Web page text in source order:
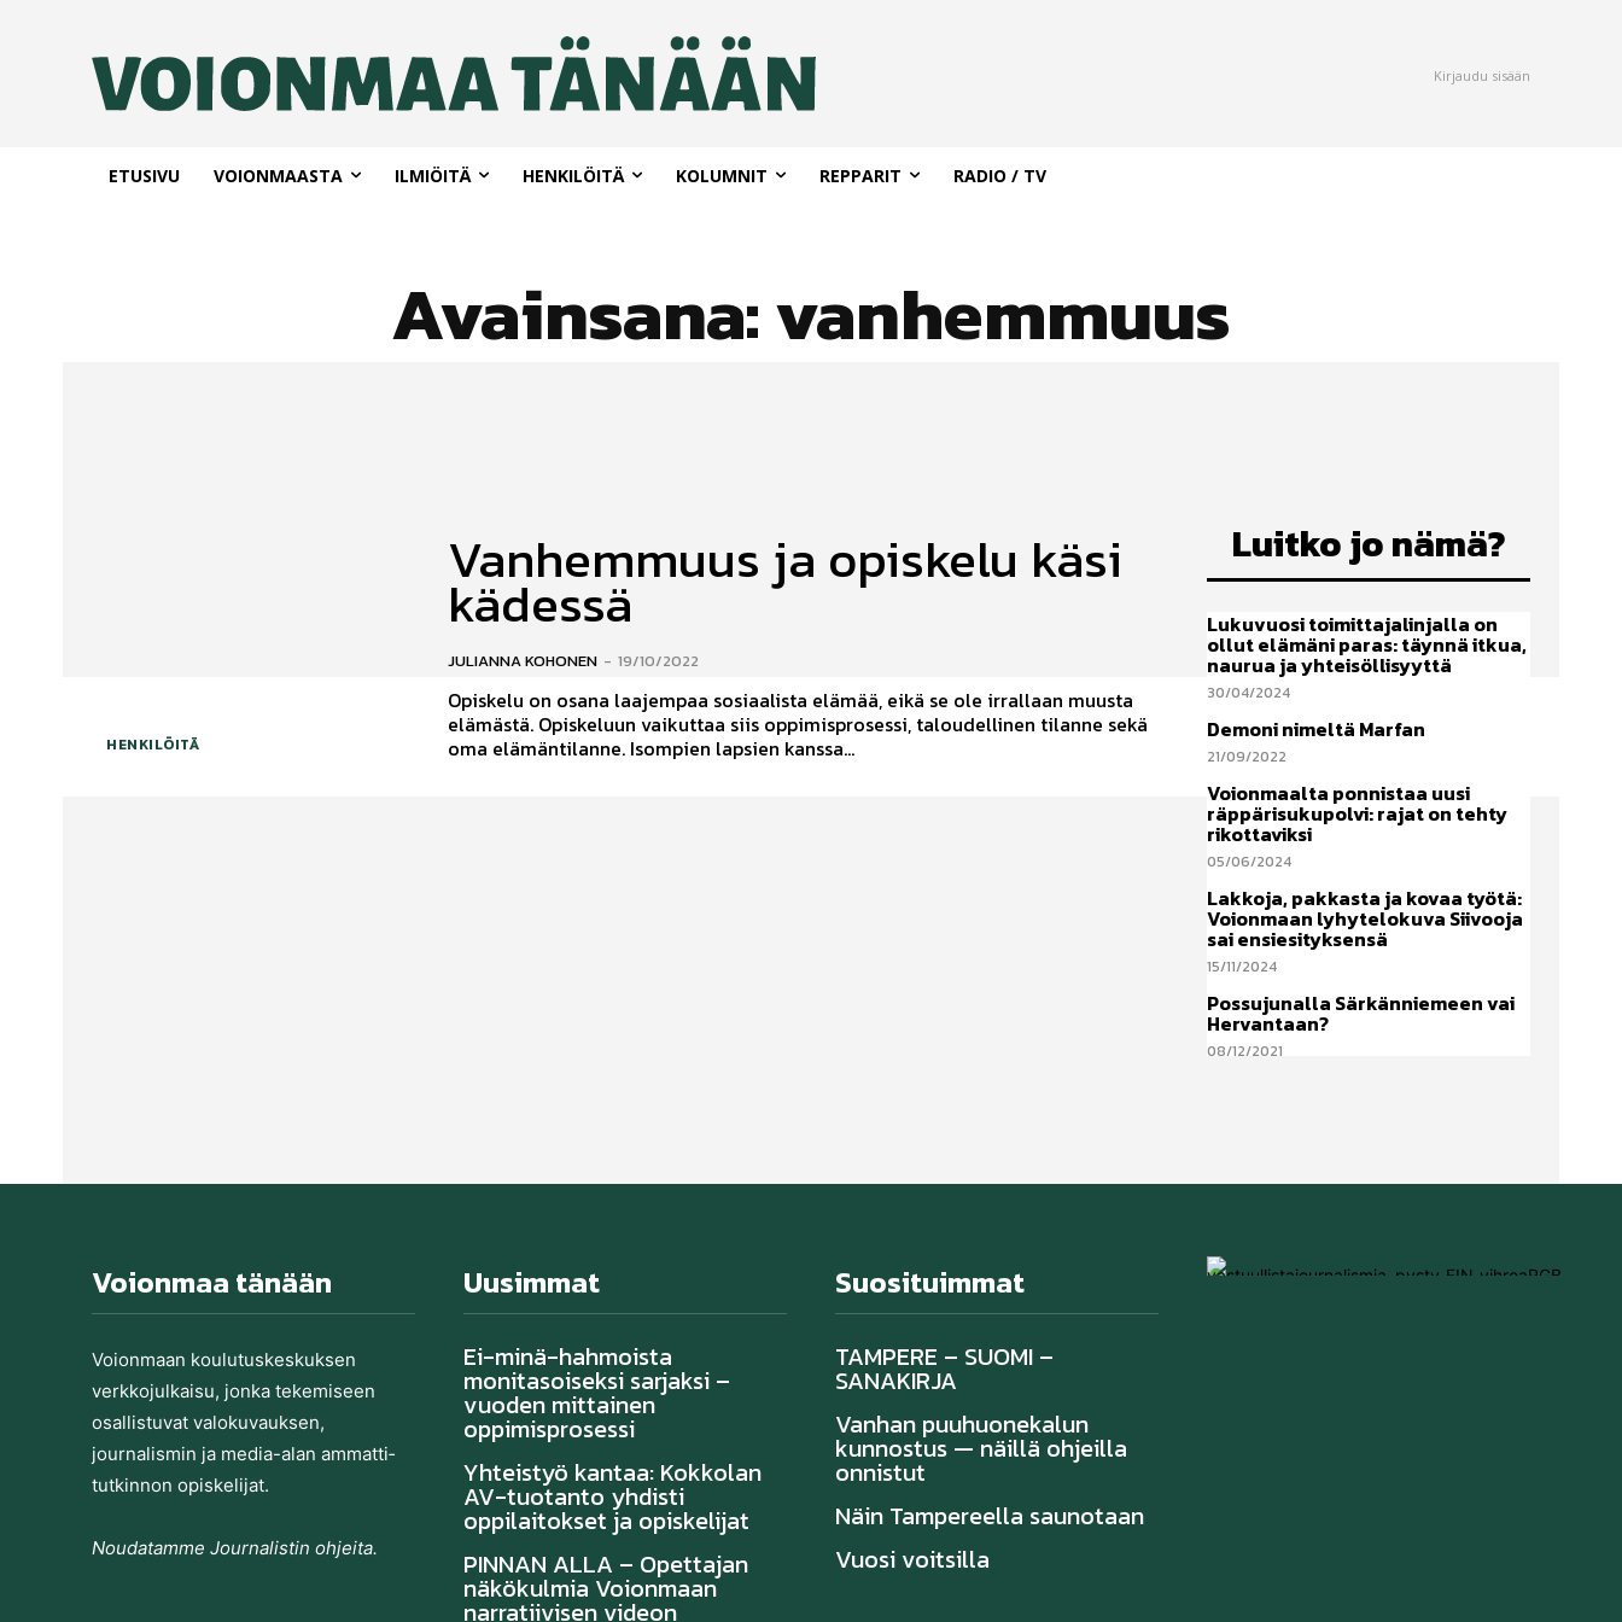
Kirjaudu sisään
ETUSIVU VOIONMAASTA ILMIÖITÄ HENKILÖITÄ KOLUMNIT REPPARIT RADIO / TV
Avainsana:vanhemmuus
HENKILÖITÄ
Vanhemmuus ja opiskelu käsi
kädessä
JULIANNA KOHONEN - 19/10/2022
Opiskelu on osana laajempaa sosiaalista elämää, eikä se ole irrallaan muusta
elämästä. Opiskeluun vaikuttaa siis oppimisprosessi, taloudellinen tilanne sekä
oma elämäntilanne. Isompien lapsien kanssa...
Luitko jo nämä?
Lukuvuosi toimittajalinjalla on
ollut elämäni paras: täynnä itkua,
naurua ja yhteisöllisyyttä
30/04/2024
Demoni nimeltä Marfan
21/09/2022
Voionmaalta ponnistaa uusi
räppärisukupolvi: rajat on tehty
rikottaviksi
05/06/2024
Lakkoja, pakkasta ja kovaa työtä:
Voionmaan lyhytelokuva Siivooja
sai ensiesityksensä
15/11/2024
Possujunalla Särkänniemeen vai
Hervantaan?
08/12/2021
Voionmaa tänään
Voionmaan koulutu­skeskuksen
verkkojulkaisu, jonka tekemiseen
osallistuvat valo­kuvauksen,
journalismin ja media-alan ammatti­
tutkinnon opiskelijat.
Noudatamme Journalistin ohjeita.
Uusimmat
Ei-minä-hahmoista
monitasoiseksi sarjaksi –
vuoden mittainen
oppimisprosessi
Yhteistyö kantaa: Kokkolan
AV-tuotanto yhdisti
oppilaitokset ja opiskelijat
PINNAN ALLA – Opettajan
näkökulmia Voionmaan
narratiivisen videon
Suosituimmat
TAMPERE – SUOMI –
SANAKIRJA
Vanhan puuhuonekalun
kunnostus — näillä ohjeilla
onnistut
Näin Tampereella saunotaan
Vuosi voitsilla